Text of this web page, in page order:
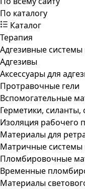
По каталогу
Каталог
Терапия
Адгезивные
Адгезивы
Аксессуары для
Протравочные гели
Вспомогательные
Герметики, силанты,
Изоляция рабочего
Материалы для
Матричные системы
Пломбировочные
Временные
Материалы